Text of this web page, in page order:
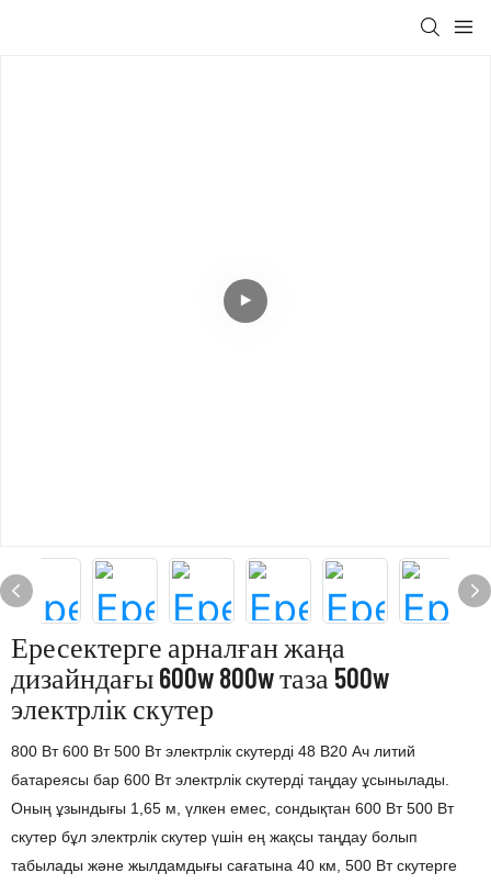
Ересектерге арналған жаңа
дизайндағы 600w 800w таза 500w
электрлік скутер
800 Вт 600 Вт 500 Вт электрлік скутерді 48 В20 Ач литий
батареясы бар 600 Вт электрлік скутерді таңдау ұсынылады.
Оның ұзындығы 1,65 м, үлкен емес, сондықтан 600 Вт 500 Вт
скутер бұл электрлік скутер үшін ең жақсы таңдау болып
табылады және жылдамдығы сағатына 40 км, 500 Вт скутерге